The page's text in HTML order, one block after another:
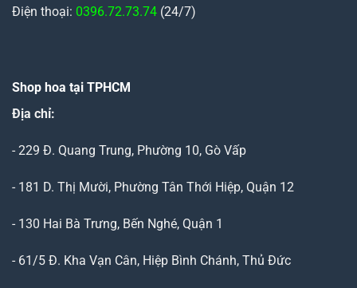
Điện thoại: 0396.72.73.74 (24/7)
Shop hoa tại TPHCM
Địa chỉ:
- 229 Đ. Quang Trung, Phường 10, Gò Vấp
- 181 D. Thị Mười, Phường Tân Thới Hiệp, Quận 12
- 130 Hai Bà Trưng, Bến Nghé, Quận 1
- 61/5 Đ. Kha Vạn Cân, Hiệp Bình Chánh, Thủ Đức